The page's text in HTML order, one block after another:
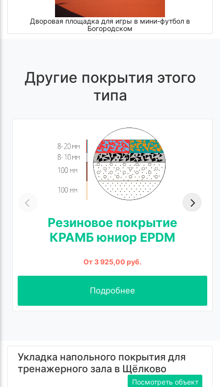
Дворовая площадка для игры в мини-футбол в
Богородском
Другие покрытия этого
типа
Резиновое покрытие
КРАМБ юниор EPDM
От 3 925,00 руб.
Подробнее
Укладка напольного покрытия для
тренажерного зала в Щёлково
Посмотреть объект